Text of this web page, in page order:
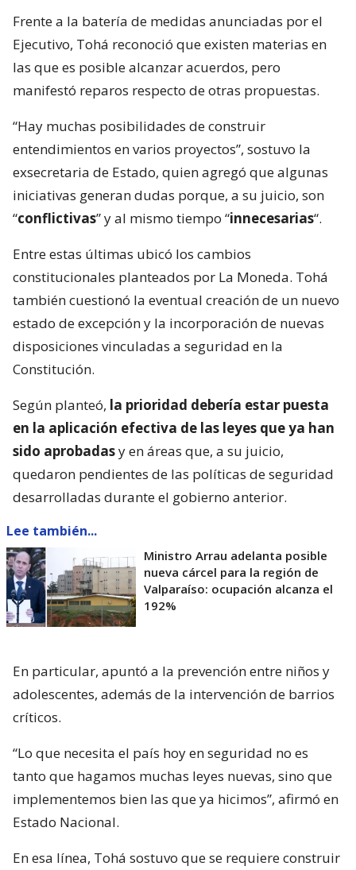
Frente a la batería de medidas anunciadas por el
Ejecutivo, Tohá reconoció que existen materias en
las que es posible alcanzar acuerdos, pero
manifestó reparos respecto de otras propuestas.
“Hay muchas posibilidades de construir
entendimientos en varios proyectos”, sostuvo la
exsecretaria de Estado, quien agregó que algunas
iniciativas generan dudas porque, a su juicio, son
“conflictivas” y al mismo tiempo “innecesarias“.
Entre estas últimas ubicó los cambios
constitucionales planteados por La Moneda. Tohá
también cuestionó la eventual creación de un nuevo
estado de excepción y la incorporación de nuevas
disposiciones vinculadas a seguridad en la
Constitución.
Según planteó, la prioridad debería estar puesta
en la aplicación efectiva de las leyes que ya han
sido aprobadasy en áreas que, a su juicio,
quedaron pendientes de las políticas de seguridad
desarrolladas durante el gobierno anterior.
Lee también...
Ministro Arrau adelanta posible
nueva cárcel para la región de
Valparaíso: ocupación alcanza el
192%
En particular, apuntó a la prevención entre niños y
adolescentes, además de la intervención de barrios
críticos.
“Lo que necesita el país hoy en seguridad no es
tanto que hagamos muchas leyes nuevas, sino que
implementemos bien las que ya hicimos”, afirmó en
Estado Nacional.
En esa línea, Tohá sostuvo que se requiere construir